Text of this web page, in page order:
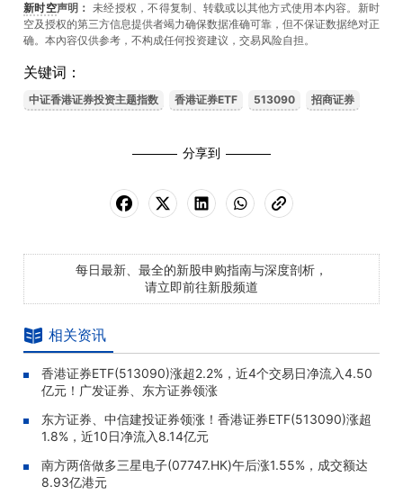
新时空声明： 未经授权，不得复制、转载或以其他方式使用本内容。新时
空及授权的第三方信息提供者竭力确保数据准确可靠，但不保证数据绝对正
确。本內容仅供参考，不构成任何投资建议，交易风险自担。
关键词：
中证香港证券投资主题指数 香港证券ETF 513090 招商证券
分享到
每日最新、最全的新股申购指南与深度剖析，
请立即前往新股频道
相关资讯
香港证券ETF(513090)涨超2.2%，近4个交易日净流入4.50
亿元！广发证券、东方证券领涨
东方证券、中信建投证券领涨！香港证券ETF(513090)涨超
1.8%，近10日净流入8.14亿元
南方两倍做多三星电子(07747.HK)午后涨1.55%，成交额达
8.93亿港元